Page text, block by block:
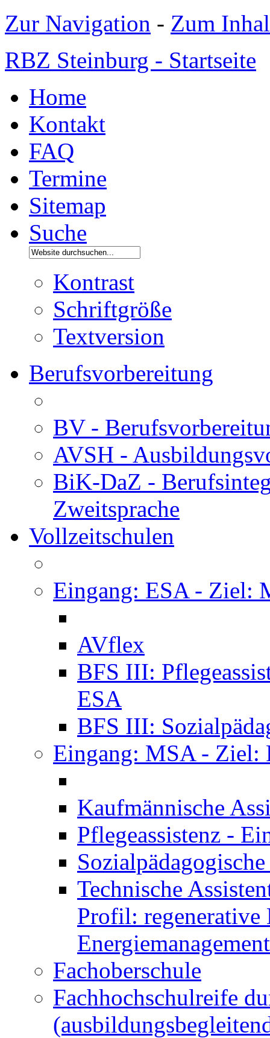
Zur Navigation - Zum
RBZ Steinburg - Startseite
Home
Kontakt
FAQ
Termine
Sitemap
Suche
Kontrast
Schriftgröße
Textversion
Berufsvorbereitung
BV -
AVSH -
BiK-DaZ -
Zweitsprache
Vollzeitschulen
Eingang: ESA - Ziel:
AVflex
BFS III:
ESA
BFS III:
Eingang: MSA - Ziel:
Kaufmännische
Pflegeassistenz -
Technische
Profil: regenerative
Energiemanagement
Fachoberschule
Fachhochschulreife